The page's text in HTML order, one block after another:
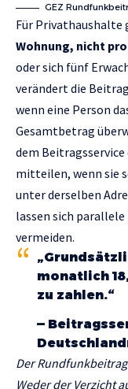
GEZ
Für Privathaushalte
Wohnung, nicht
oder sich fünf
verändert die
wenn eine Person
Gesamtbetrag
dem
mitteilen, wenn sie
unter derselben
lassen sich
vermeiden.
monatlich
zu zahlen.“
—
Der
Weder der Verzicht